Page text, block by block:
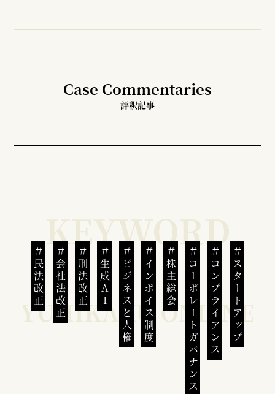
Case Commentaries
評釈記事
民法改正 会社法改正 刑法改正 生成AI ビジネスと人権インボイス制度 株主総会 コーポレートガバナンスコンプライアンススタートアップ